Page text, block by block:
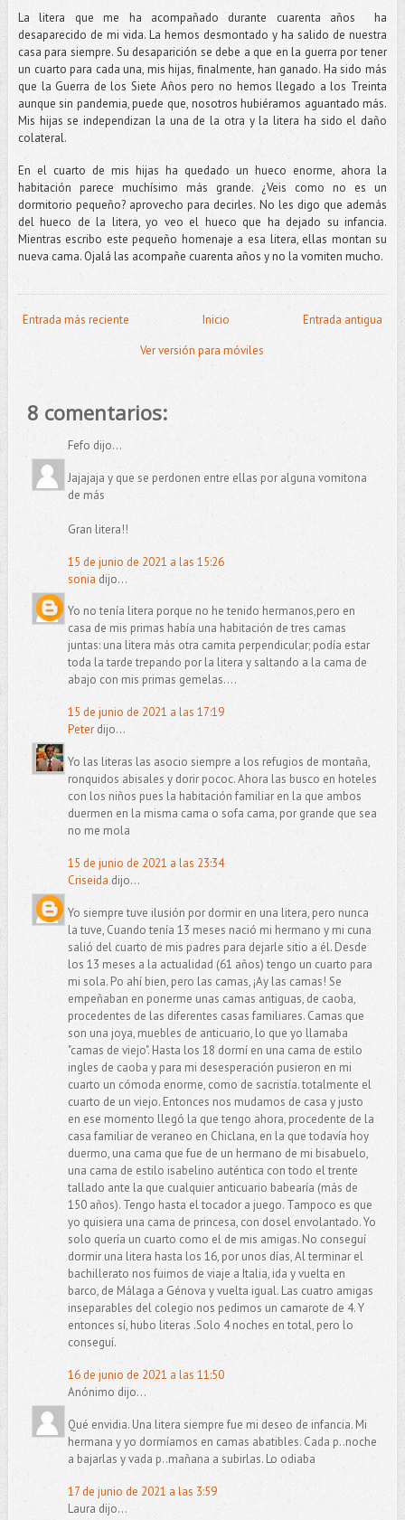
La litera que me ha acompañado durante cuarenta años ha
desaparecido de mi vida. La hemos desmontado y ha salido de nuestra
casa para siempre. Su desaparición se debe a que en la guerra por tener
un cuarto para cada una, mis hijas, finalmente, han ganado. Ha sido más
que la Guerra de los Siete Años pero no hemos llegado a los Treinta
aunque sin pandemia, puede que, nosotros hubiéramos aguantado más.
Mis hijas se independizan la una de la otra y la litera ha sido el daño
colateral.
En el cuarto de mis hijas ha quedado un hueco enorme, ahora la
habitación parece muchísimo más grande. ¿Veis como no es un
dormitorio pequeño? aprovecho para decirles. No les digo que además
del hueco de la litera, yo veo el hueco que ha dejado su infancia.
Mientras escribo este pequeño homenaje a esa litera, ellas montan su
nueva cama. Ojalá las acompañe cuarenta años y no la vomiten mucho.
Entrada más reciente Entrada antigua
Inicio
Ver versión para móviles
8 comentarios:
Fefo dijo...
Jajajaja y que se perdonen entre ellas por alguna vomitona
de más
Gran litera!!
15 de junio de 2021 a las 15:26
sonia dijo...
Yo no tenía litera porque no he tenido hermanos,pero en
casa de mis primas había una habitación de tres camas
juntas: una litera más otra camita perpendicular; podía estar
toda la tarde trepando por la litera y saltando a la cama de
abajo con mis primas gemelas....
15 de junio de 2021 a las 17:19
Peterdijo...
Yo las literas las asocio siempre a los refugios de montaña,
ronquidos abisales y dorir pococ. Ahora las busco en hoteles
con los niños pues la habitación familiar en la que ambos
duermen en la misma cama o sofa cama, por grande que sea
no me mola
15 de junio de 2021 a las 23:34
Criseida dijo...
Yo siempre tuve ilusión por dormir en una litera, pero nunca
la tuve, Cuando tenía 13 meses nació mi hermano y mi cuna
salió del cuarto de mis padres para dejarle sitio a él. Desde
los 13 meses a la actualidad (61 años) tengo un cuarto para
mi sola. Po ahí bien, pero las camas, ¡Ay las camas! Se
empeñaban en ponerme unas camas antiguas, de caoba,
procedentes de las diferentes casas familiares. Camas que
son una joya, muebles de anticuario, lo que yo llamaba
"camas de viejo". Hasta los 18 dormí en una cama de estilo
ingles de caoba y para mi desesperación pusieron en mi
cuarto un cómoda enorme, como de sacristía. totalmente el
cuarto de un viejo. Entonces nos mudamos de casa y justo
en ese momento llegó la que tengo ahora, procedente de la
casa familiar de veraneo en Chiclana, en la que todavía hoy
duermo, una cama que fue de un hermano de mi bisabuelo,
una cama de estilo isabelino auténtica con todo el trente
tallado ante la que cualquier anticuario babearía (más de
150 años). Tengo hasta el tocador a juego. Tampoco es que
yo quisiera una cama de princesa, con dosel envolantado. Yo
solo quería un cuarto como el de mis amigas. No conseguí
dormir una litera hasta los 16, por unos días, Al terminar el
bachillerato nos fuimos de viaje a Italia, ida y vuelta en
barco, de Málaga a Génova y vuelta igual. Las cuatro amigas
inseparables del colegio nos pedimos un camarote de 4. Y
entonces sí, hubo literas .Solo 4 noches en total, pero lo
conseguí.
16 de junio de 2021 a las 11:50
Anónimo dijo...
Qué envidia. Una litera siempre fue mi deseo de infancia. Mi
hermana y yo dormíamos en camas abatibles. Cada p..noche
a bajarlas y vada p..mañana a subirlas. Lo odiaba
17 de junio de 2021 a las 3:59
Laura dijo...